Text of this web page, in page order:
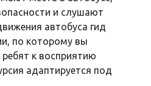
и слушают
автобуса гид
по которому вы
ребят к восприятию
адаптируется под